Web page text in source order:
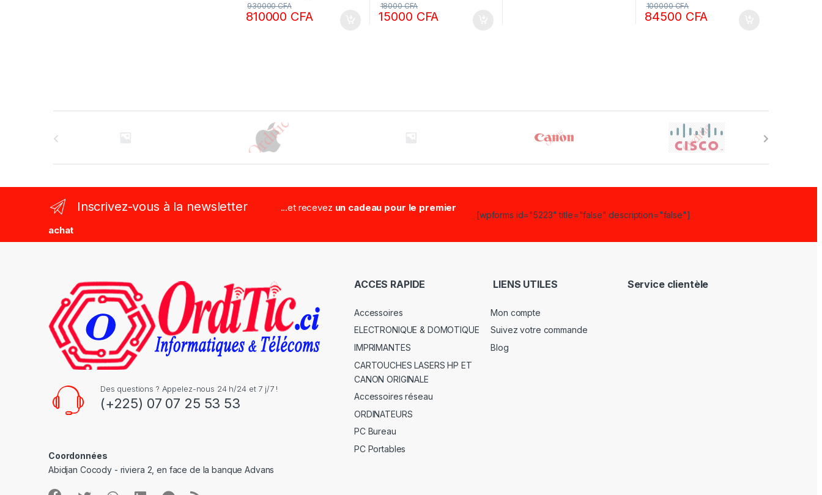
810000 CFA
930000CFA
15000 CFA
18000CFA
84500 CFA
100000CFA
s
Inscrivez-vous à la newsletter ...et recevez un cadeau pour le premier
achat
[wpforms id="5223" title="false" description="false"]
Des questions ? Appelez-nous 24 h/24 et 7 j/7 !
(+225) 07 07 25 53 53
Coordonnées
Abidjan Cocody - riviera 2, en face de la banque Advans
ACCES RAPIDE
Accessoires
ELECTRONIQUE & DOMOTIQUE
IMPRIMANTES
CARTOUCHES LASERS HP ET
CANON ORIGINALE
Accessoires réseau
ORDINATEURS
PC Bureau
PC Portables
LIENS UTILES
Mon compte
Suivez votre commande
Blog
Service clientèle